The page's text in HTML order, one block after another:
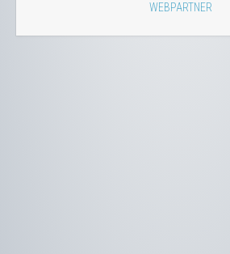
WEBPARTNER